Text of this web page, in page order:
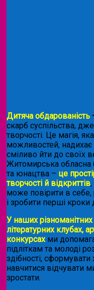
Дитяча обдарованість
скарб суспільства,
творчості. Це магія,
можливостей, надихає
сміливо йти до своїх
Житомирська обласна
та юнацтва – це
творчості й відкриттів
може повірити в себе,
і зробити перші кроки
У наших різноманітних
літературних клубах,
конкурсахми
підліткам та молоді
здібності,
навчитися відчувати
зростати.